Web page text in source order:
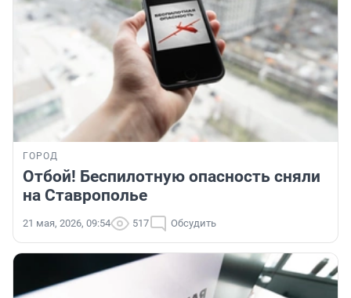
ГОРОД
Отбой! Беспилотную опасность сняли
на Ставрополье
21 мая, 2026, 09:54 517 Обсудить